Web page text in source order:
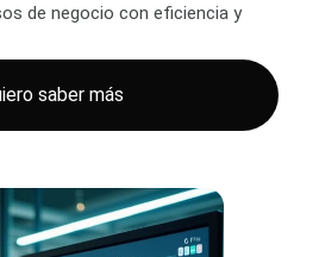
de negocio con eficiencia y
saber más